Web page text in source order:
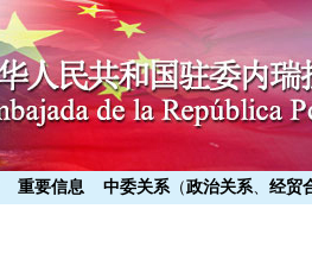
重要信息 中委关系（政治关系、 经贸